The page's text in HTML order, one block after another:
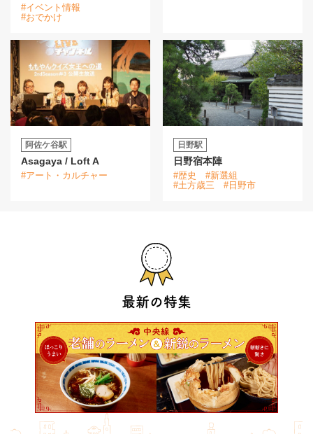
最新の特集
#イベント情報
#おでかけ
阿佐ケ谷駅
Asagaya / Loft A
#アート・カルチャー
日野駅
日野宿本陣
#歴史
#新選組
#土方歳三
#日野市